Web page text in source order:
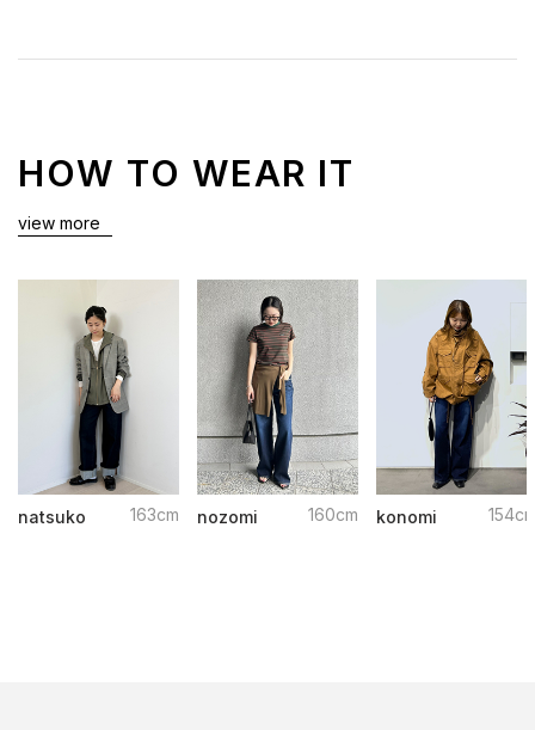
HOW TO WEAR IT
view more
natsuko 163cm nozomi 160cm konomi